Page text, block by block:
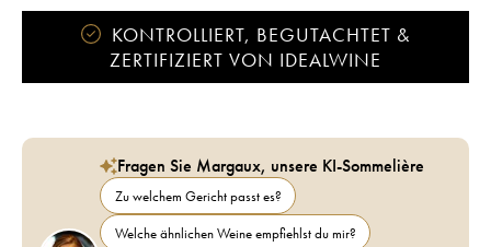
KONTROLLIERT, BEGUTACHTET &
ZERTIFIZIERT VON IDEALWINE
Fragen Sie Margaux, unsere KI-Sommelière
Zu welchem Gericht passt es?
Welche ähnlichen Weine empfiehlst du mir?